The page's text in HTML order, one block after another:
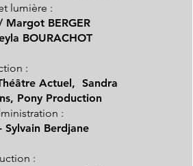
lumière :
Margot BERGER
BOURACHOT
:
Actuel, Sandra
Pony Production
:
Sylvain Berdjane
: